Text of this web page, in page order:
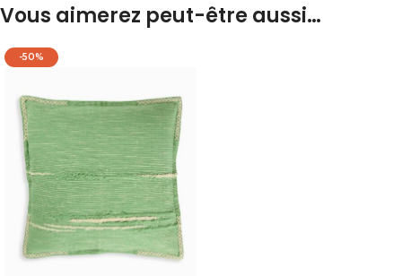
Vous aimerez peut-être aussi…
-50%